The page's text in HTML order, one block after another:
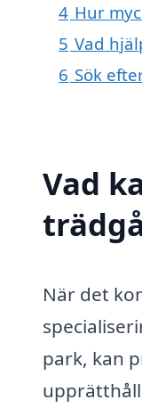
4 Hur
5 Vad
6 Sök
Vad
När det
park, kan